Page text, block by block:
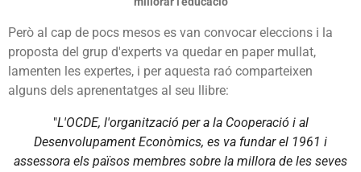
Però al cap de pocs mesos es van convocar eleccions i la
proposta del grup d'experts va quedar en paper mullat,
lamenten les expertes, i per aquesta raó comparteixen
alguns dels aprenentatges al seu llibre:
"L'OCDE, l'organització per a la Cooperació i al
Desenvolupament Econòmics, es va fundar el 1961 i
assessora els països membres sobre la millora de les seves